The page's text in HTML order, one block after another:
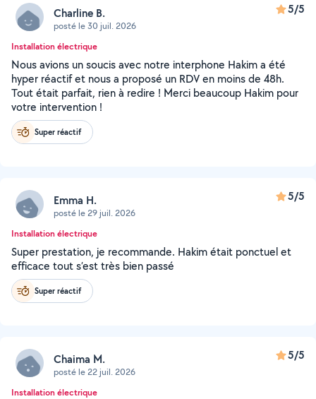
Charline B.
posté le 30 juil. 2026
5/5
Installation électrique
Nous avions un soucis avec notre interphone Hakim a été
hyper réactif et nous a proposé un RDV en moins de 48h.
Tout était parfait, rien à redire ! Merci beaucoup Hakim pour
votre intervention !
Super réactif
Emma H.
posté le 29 juil. 2026
5/5
Installation électrique
Super prestation, je recommande. Hakim était ponctuel et
efficace tout s’est très bien passé
Super réactif
Chaima M.
posté le 22 juil. 2026
5/5
Installation électrique